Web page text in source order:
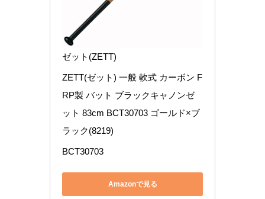
ゼット(ZETT)
ZETT(ゼット) 一般 軟式 カーボン F
RP製 バット ブラックキャノンゼ
ット 83cm BCT30703 ゴールド×ブ
ラック(8219)
BCT30703
Amazonで見る